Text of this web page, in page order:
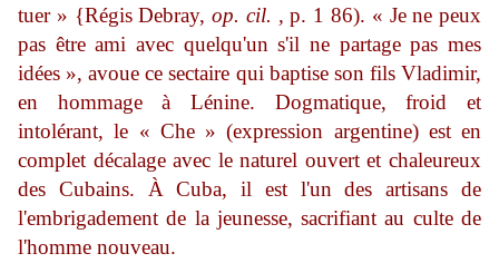
tuer » {Régis Debray, op. cil. , p. 1 86). « Je ne peux
pas être ami avec quelqu'un s'il ne partage pas mes
idées », avoue ce sectaire qui baptise son fils Vladimir,
en hommage à Lénine. Dogmatique, froid et
intolérant, le « Che » (expression argentine) est en
complet décalage avec le naturel ouvert et chaleureux
des Cubains. À Cuba, il
est l'un des artisans de
l'embrigadement de la jeunesse, sacrifiant au culte de
l'homme nouveau.